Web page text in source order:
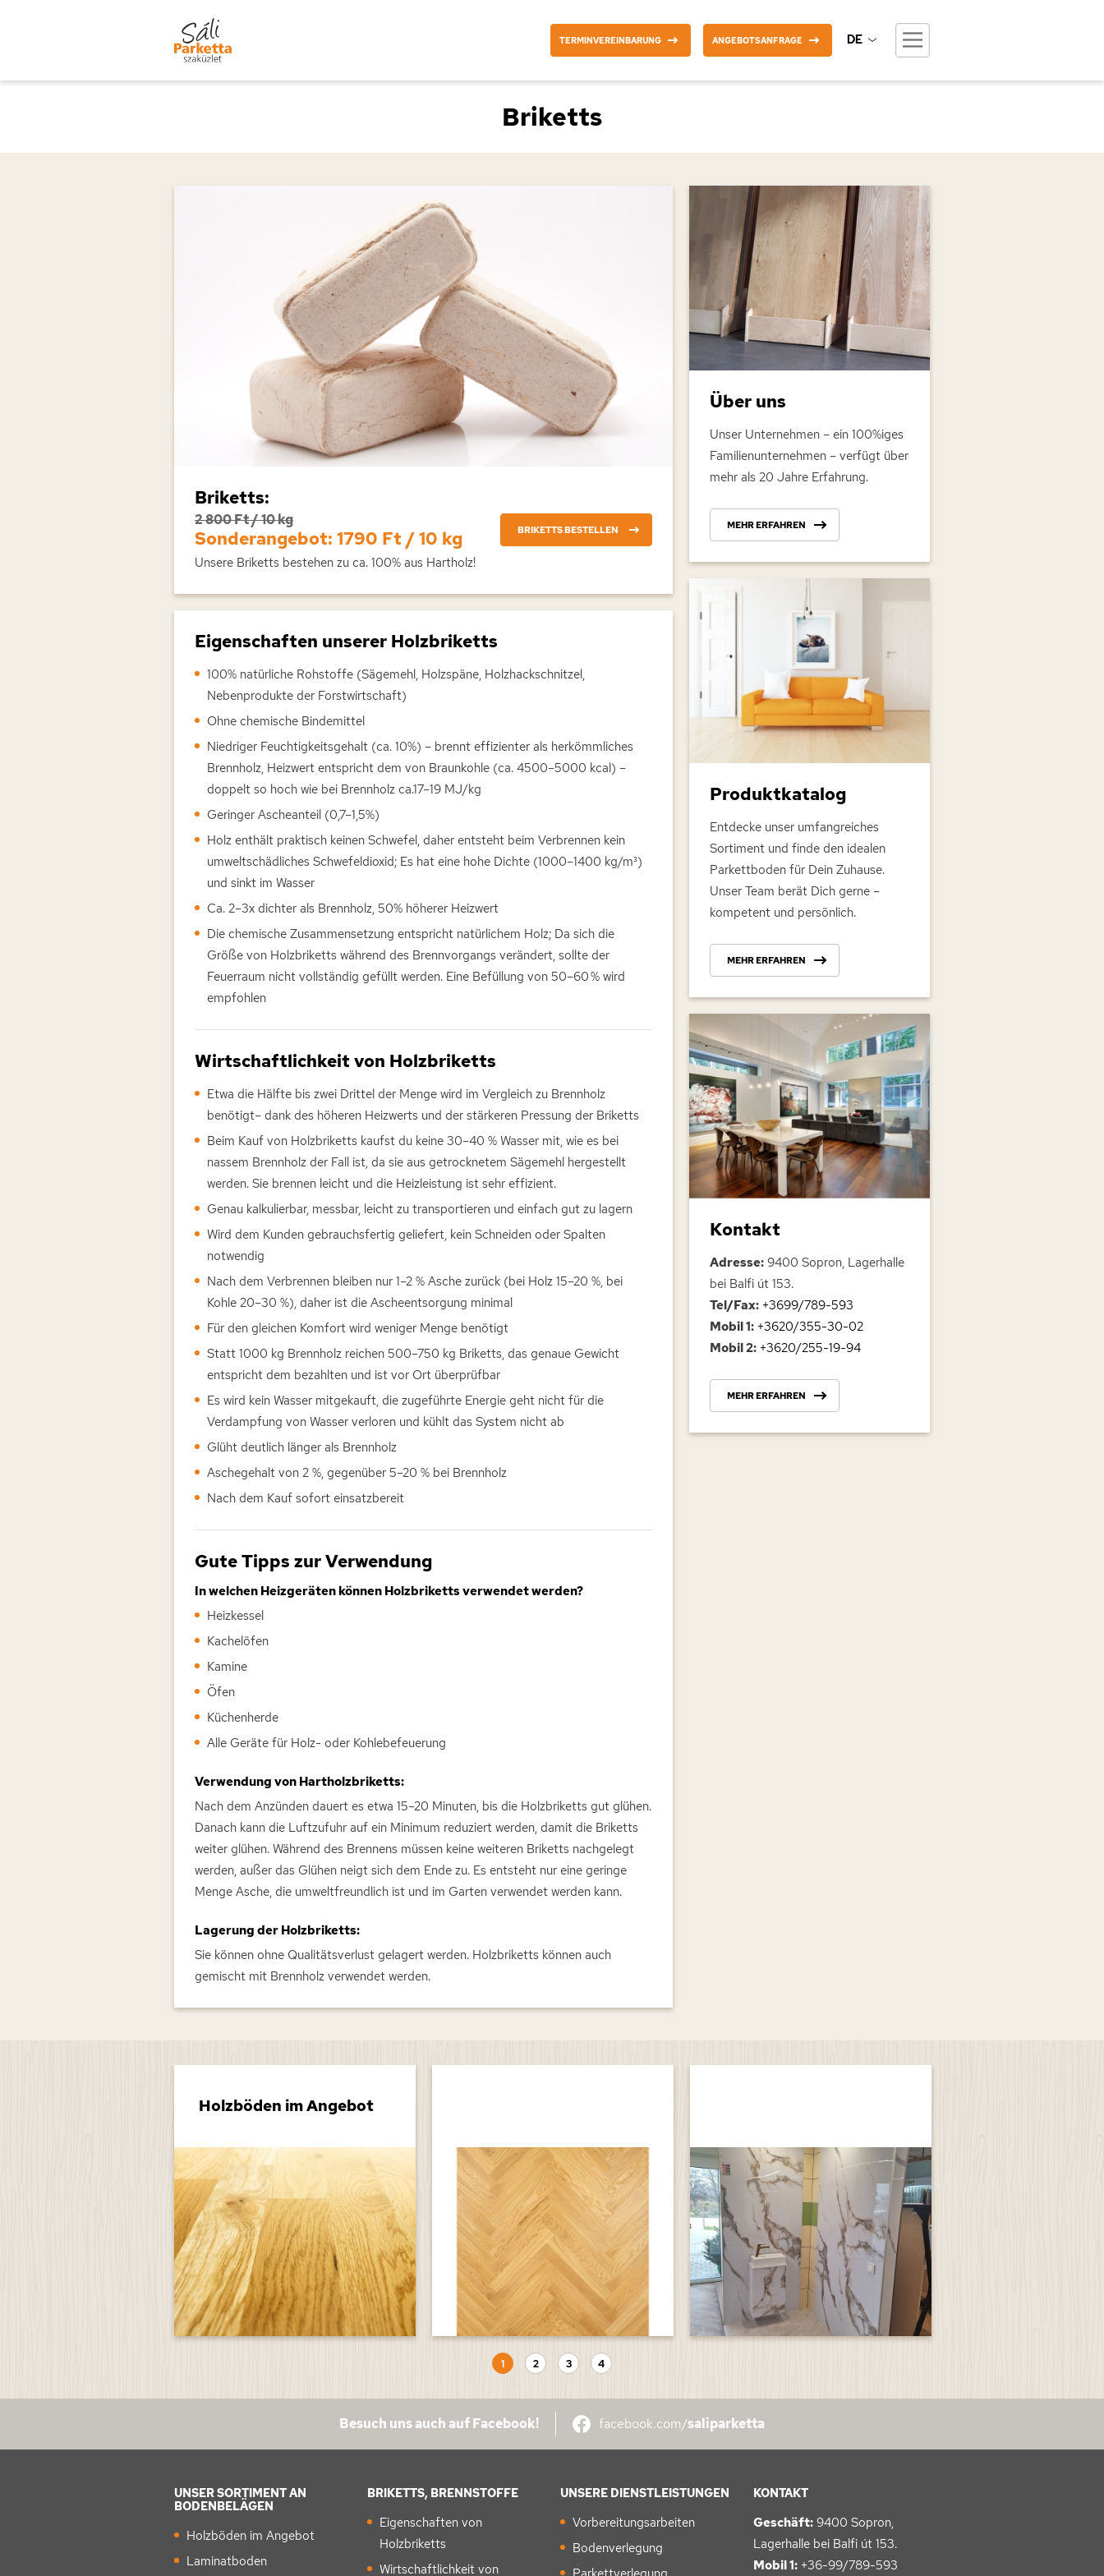
TERMINVEREINBARUNG ANGEBOTSANFRAGE DE
Briketts
Briketts:
2 800 Ft / 10 kg
Sonderangebot: 1790 Ft / 10 kg
Unsere Briketts bestehen zu ca. 100% aus Hartholz!
BRIKETTS BESTELLEN
Eigenschaften unserer Holzbriketts
100% natürliche Rohstoffe (Sägemehl, Holzspäne, Holzhackschnitzel,
Nebenprodukte der Forstwirtschaft)
Ohne chemische Bindemittel
Niedriger Feuchtigkeitsgehalt (ca. 10%) – brennt effizienter als herkömmliches
Brennholz, Heizwert entspricht dem von Braunkohle (ca. 4500–5000 kcal) –
doppelt so hoch wie bei Brennholz ca.17–19 MJ/kg
Geringer Ascheanteil (0,7–1,5%)
Holz enthält praktisch keinen Schwefel, daher entsteht beim Verbrennen kein
umweltschädliches Schwefeldioxid; Es hat eine hohe Dichte (1000–1400 kg/m³)
und sinkt im Wasser
Ca. 2–3x dichter als Brennholz, 50% höherer Heizwert
Die chemische Zusammensetzung entspricht natürlichem Holz; Da sich die
Größe von Holzbriketts während des Brennvorgangs verändert, sollte der
Feuerraum nicht vollständig gefüllt werden. Eine Befüllung von 50–60 % wird
empfohlen
Wirtschaftlichkeit von Holzbriketts
Etwa die Hälfte bis zwei Drittel der Menge wird im Vergleich zu Brennholz
benötigt– dank des höheren Heizwerts und der stärkeren Pressung der Briketts
Beim Kauf von Holzbriketts kaufst du keine 30–40 % Wasser mit, wie es bei
nassem Brennholz der Fall ist, da sie aus getrocknetem Sägemehl hergestellt
werden. Sie brennen leicht und die Heizleistung ist sehr effizient.
Genau kalkulierbar, messbar, leicht zu transportieren und einfach gut zu lagern
Wird dem Kunden gebrauchsfertig geliefert, kein Schneiden oder Spalten
notwendig
Nach dem Verbrennen bleiben nur 1–2 % Asche zurück (bei Holz 15–20 %, bei
Kohle 20–30 %), daher ist die Ascheentsorgung minimal
Für den gleichen Komfort wird weniger Menge benötigt
Statt 1000 kg Brennholz reichen 500–750 kg Briketts, das genaue Gewicht
entspricht dem bezahlten und ist vor Ort überprüfbar
Es wird kein Wasser mitgekauft, die zugeführte Energie geht nicht für die
Verdampfung von Wasser verloren und kühlt das System nicht ab
Glüht deutlich länger als Brennholz
Aschegehalt von 2 %, gegenüber 5–20 % bei Brennholz
Nach dem Kauf sofort einsatzbereit
Gute Tipps zur Verwendung
In welchen Heizgeräten können Holzbriketts verwendet werden?
Heizkessel
Kachelöfen
Kamine
Öfen
Küchenherde
Alle Geräte für Holz- oder Kohlebefeuerung
Verwendung von Hartholzbriketts:
Nach dem Anzünden dauert es etwa 15–20 Minuten, bis die Holzbriketts gut glühen.
Danach kann die Luftzufuhr auf ein Minimum reduziert werden, damit die Briketts
weiter glühen. Während des Brennens müssen keine weiteren Briketts nachgelegt
werden, außer das Glühen neigt sich dem Ende zu. Es entsteht nur eine geringe
Menge Asche, die umweltfreundlich ist und im Garten verwendet werden kann.
Lagerung der Holzbriketts:
Sie können ohne Qualitätsverlust gelagert werden. Holzbriketts können auch
gemischt mit Brennholz verwendet werden.
Über uns
Unser Unternehmen – ein 100%iges
Familienunternehmen – verfügt über
mehr als 20 Jahre Erfahrung.
MEHR ERFAHREN
Produktkatalog
Entdecke unser umfangreiches
Sortiment und finde den idealen
Parkettboden für Dein Zuhause.
Unser Team berät Dich gerne –
kompetent und persönlich.
MEHR ERFAHREN
Kontakt
Adresse:9400 Sopron, Lagerhalle
bei Balfi út 153.
Tel/Fax: +3699/789-593
Mobil 1: +3620/355-30-02
Mobil 2: +3620/255-19-94
MEHR ERFAHREN
Holzböden im Angebot
1 2 3 4
Besuch uns auch auf Facebook! facebook.com/saliparketta
UNSER SORTIMENT AN
BODENBELÄGEN
Holzböden im Angebot
Laminatboden
BRIKETTS, BRENNSTOFFE
Eigenschaften von
Holzbriketts
Wirtschaftlichkeit von
UNSERE DIENSTLEISTUNGEN
Vorbereitungsarbeiten
Bodenverlegung
KONTAKT
Geschäft: 9400 Sopron,
Lagerhalle bei Balfi út 153.
Mobil 1: +36-99/789-593